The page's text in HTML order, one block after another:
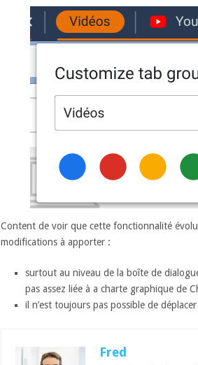
Content de voir que cette fonctionnalité
modifications à apporter :
surtout au niveau de la boîte de
pas assez liée à a charte graphique de
il n’est toujours pas possible de
Fred